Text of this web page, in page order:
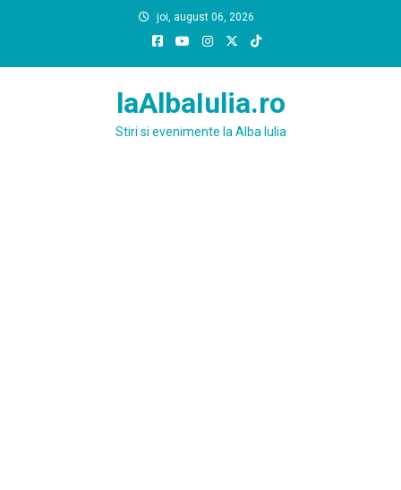
joi, august 06, 2026
laAlbaIulia.ro
Stiri si evenimente la Alba Iulia